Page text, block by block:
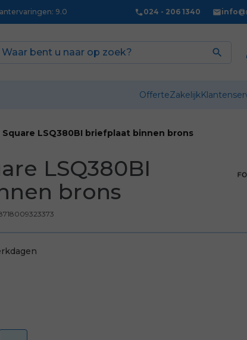
9.0 024 - 206 1340

OfferteZakelijk
Square LSQ380BI briefplaat binnen brons
LSQ380BI
brons